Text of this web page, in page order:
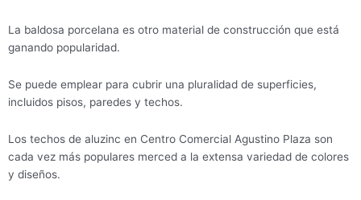
La baldosa porcelana es otro material de construcción que está
ganando popularidad.
Se puede emplear para cubrir una pluralidad de superficies,
incluidos pisos, paredes y techos.
Los techos de aluzinc en Centro Comercial Agustino Plaza son
cada vez más populares merced a la extensa variedad de colores
y diseños.